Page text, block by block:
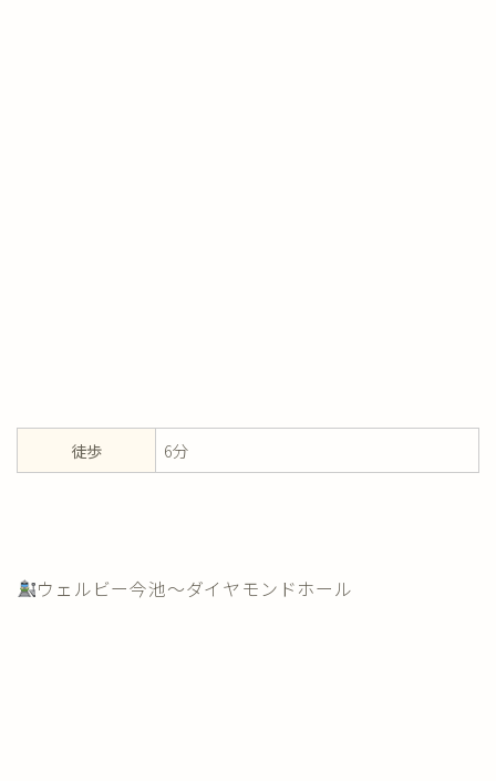
徒歩 6分
ウェルビー今池～ダイヤモンドホール